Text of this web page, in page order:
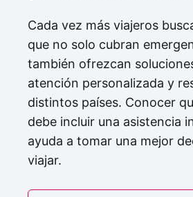
Cada vez más viajeros
que no solo cubran
también ofrezcan
atención personalizada y
distintos países. Conocer
debe incluir una asistencia
ayuda a tomar una mejor
viajar.